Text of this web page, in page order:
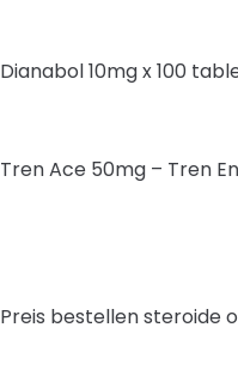
Dianabol 10mg x 100
Tren Ace 50mg – Tren
Preis bestellen steroide